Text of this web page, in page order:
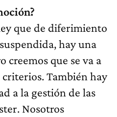
que de diferimiento
hay una
creemos que se va a
También hay
a la gestión de las
Nosotros